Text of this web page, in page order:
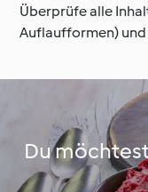
Überprüfe alle
Auflaufformen) und
Du